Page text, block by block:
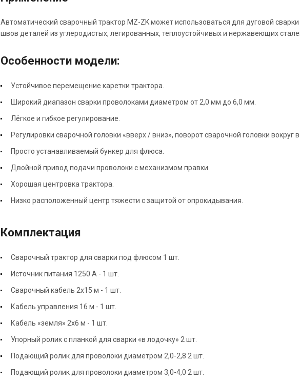
Автоматический сварочный трактор MZ-ZK может использоваться для дуговой
швов деталей из углеродистых, легированных, теплоустойчивых и нержавеющих
Особенности модели:
Устойчивое перемещение каретки трактора.
Широкий диапазон сварки проволоками диаметром от 2,0 мм до 6,0 мм.
Лёгкое и гибкое регулирование.
Регулировки сварочной головки «вверх / вниз», поворот сварочной головки вокруг
Просто устанавливаемый бункер для флюса.
Двойной привод подачи проволоки с механизмом правки.
Хорошая центровка трактора.
Низко расположенный центр тяжести с защитой от опрокидывания.
Комплектация
Сварочный трактор для сварки под флюсом 1 шт.
Источник питания 1250 А - 1 шт.
Сварочный кабель 2х15 м - 1 шт.
Кабель управления 16 м - 1 шт.
Кабель «земля» 2х6 м - 1 шт.
Упорный ролик с планкой для сварки «в лодочку» 2 шт.
Подающий ролик для проволоки диаметром 2,0-2,8 2 шт.
Подающий ролик для проволоки диаметром 3,0-4,0 2 шт.